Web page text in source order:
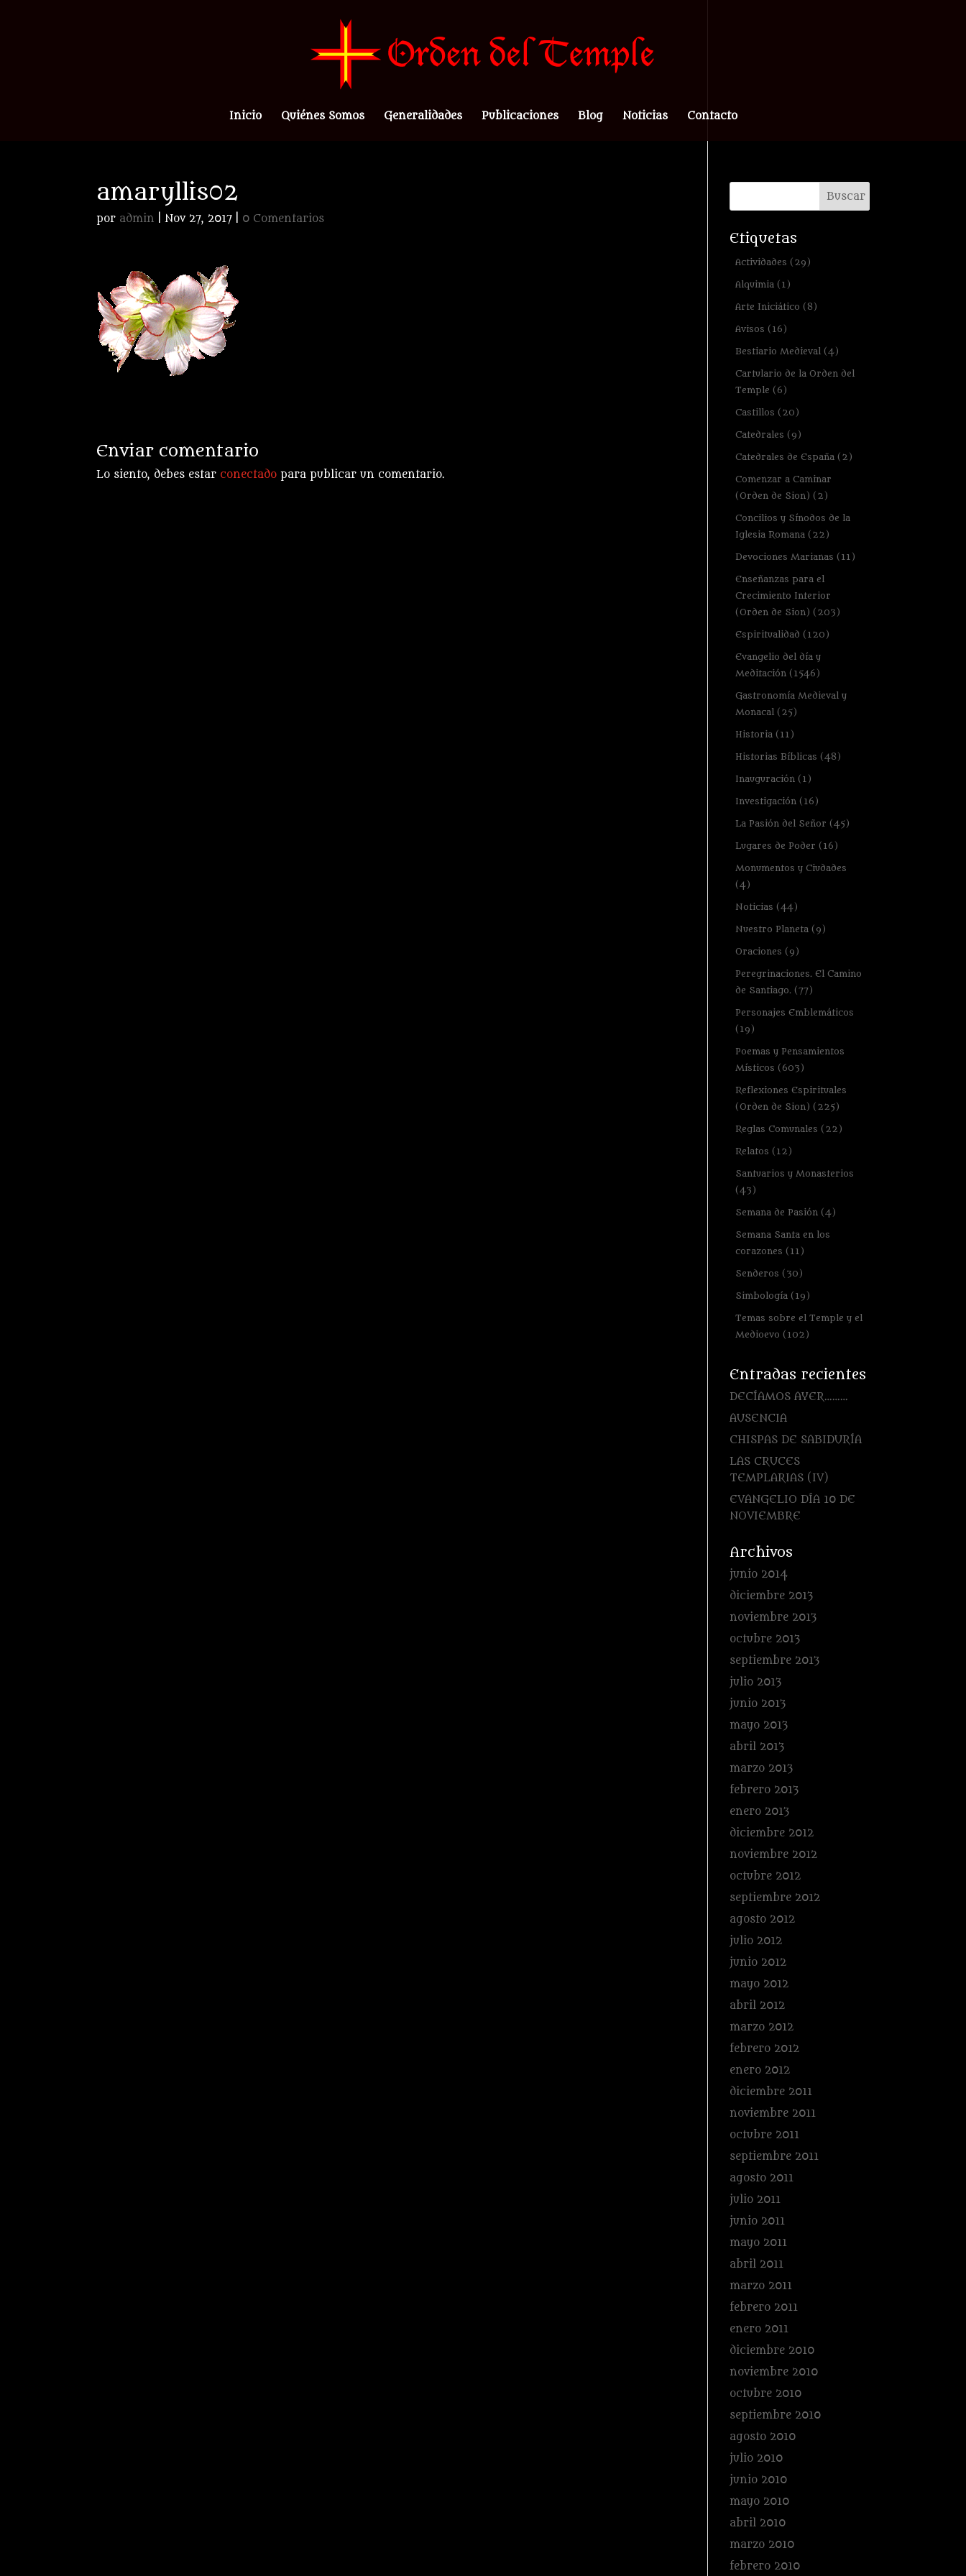
Inicio Quiénes Somos Generalidades Publicaciones Blog Noticias Contacto
amaryllis02
por admin |Nov 27, 2017 0 Comentarios
Enviar comentario
Lo siento, debes estar conectado para publicar un comentario.
Etiquetas
Actividades (29)
Alquimia (1)
Arte Iniciático (8)
Avisos (16)
Bestiario Medieval (4)
Cartulario de la Orden del
Temple (6)
Castillos (20)
Catedrales (9)
Catedrales de España (2)
Comenzar a Caminar
(Orden de Sion) (2)
Concilios y Sínodos de la
Iglesia Romana (22)
Devociones Marianas (11)
Enseñanzas para el
Crecimiento Interior
(Orden de Sion) (203)
Espiritualidad (120)
Evangelio del día y
Meditación (1546)
Gastronomía Medieval y
Monacal (25)
Historia (11)
Historias Bíblicas (48)
Inauguración (1)
Investigación (16)
La Pasión del Señor (45)
Lugares de Poder (16)
Monumentos y Ciudades
(4)
Noticias (44)
Nuestro Planeta (9)
Oraciones (9)
Peregrinaciones. El Camino
de Santiago. (77)
Personajes Emblemáticos
(19)
Poemas y Pensamientos
Místicos (603)
Reflexiones Espirituales
(Orden de Sion) (225)
Reglas Comunales (22)
Relatos (12)
Santuarios y Monasterios
(43)
Semana de Pasión (4)
Semana Santa en los
corazones (11)
Senderos (30)
Simbología (19)
Temas sobre el Temple y el
Medioevo (102)
Entradas recientes
DECÍAMOS AYER………
AUSENCIA
CHISPAS DE SABIDURÍA
LAS CRUCES
TEMPLARIAS (IV)
EVANGELIO DÍA 10 DE
NOVIEMBRE
Archivos
junio 2014
diciembre 2013
noviembre 2013
octubre 2013
septiembre 2013
julio 2013
junio 2013
mayo 2013
abril 2013
marzo 2013
febrero 2013
enero 2013
diciembre 2012
noviembre 2012
octubre 2012
septiembre 2012
agosto 2012
julio 2012
junio 2012
mayo 2012
abril 2012
marzo 2012
febrero 2012
enero 2012
diciembre 2011
noviembre 2011
octubre 2011
septiembre 2011
agosto 2011
julio 2011
junio 2011
mayo 2011
abril 2011
marzo 2011
febrero 2011
enero 2011
diciembre 2010
noviembre 2010
octubre 2010
septiembre 2010
agosto 2010
julio 2010
junio 2010
mayo 2010
abril 2010
marzo 2010
febrero 2010